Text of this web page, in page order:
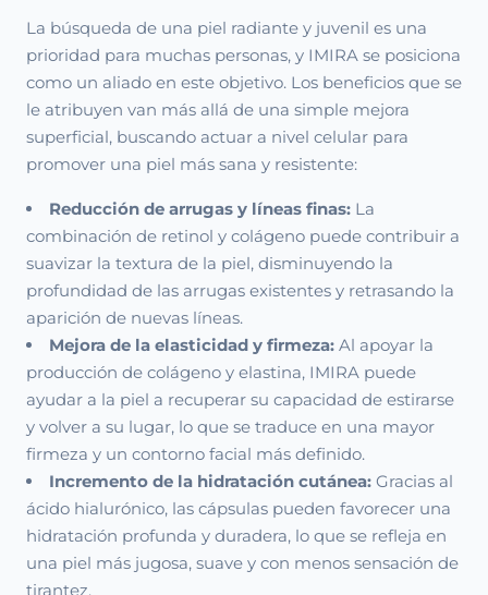
La búsqueda de una piel radiante y juvenil es una
prioridad para muchas personas, y IMIRA se posiciona
como un aliado en este objetivo. Los beneficios que se
le atribuyen van más allá de una simple mejora
superficial, buscando actuar a nivel celular para
promover una piel más sana y resistente:
Reducción de arrugas y líneas finas: La
combinación de retinol y colágeno puede contribuir a
suavizar la textura de la piel, disminuyendo la
profundidad de las arrugas existentes y retrasando la
aparición de nuevas líneas.
Mejora de la elasticidad y firmeza: Al apoyar la
producción de colágeno y elastina, IMIRA puede
ayudar a la piel a recuperar su capacidad de estirarse
y volver a su lugar, lo que se traduce en una mayor
firmeza y un contorno facial más definido.
Incremento de la hidratación cutánea: Gracias al
ácido hialurónico, las cápsulas pueden favorecer una
hidratación profunda y duradera, lo que se refleja en
una piel más jugosa, suave y con menos sensación de
tirantez.